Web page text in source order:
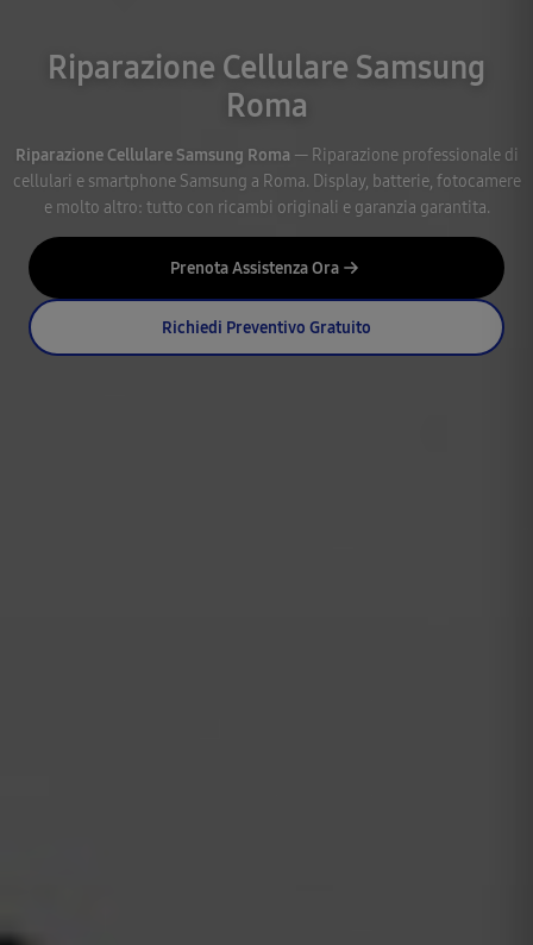
Riparazione Cellulare Samsung
Roma
Riparazione Cellulare Samsung Roma — Riparazione professionale di
cellulari e smartphone Samsung a Roma. Display, batterie, fotocamere
e molto altro: tutto con ricambi originali e garanzia garantita.
Prenota Assistenza Ora
Richiedi Preventivo Gratuito